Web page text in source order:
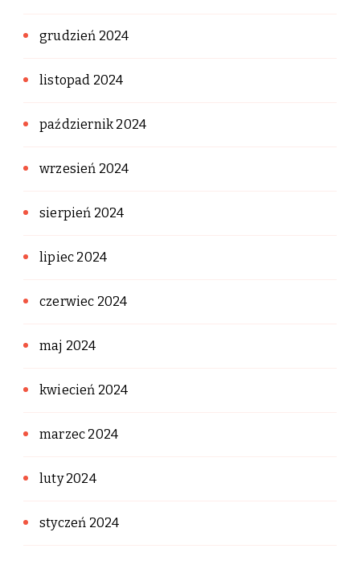
grudzień 2024
listopad 2024
październik 2024
wrzesień 2024
sierpień 2024
lipiec 2024
czerwiec 2024
maj 2024
kwiecień 2024
marzec 2024
luty 2024
styczeń 2024